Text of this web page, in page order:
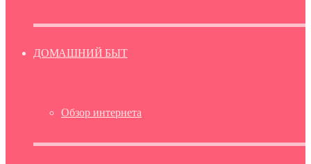
ДОМАШНИЙ БЫТ
Обзор интернета